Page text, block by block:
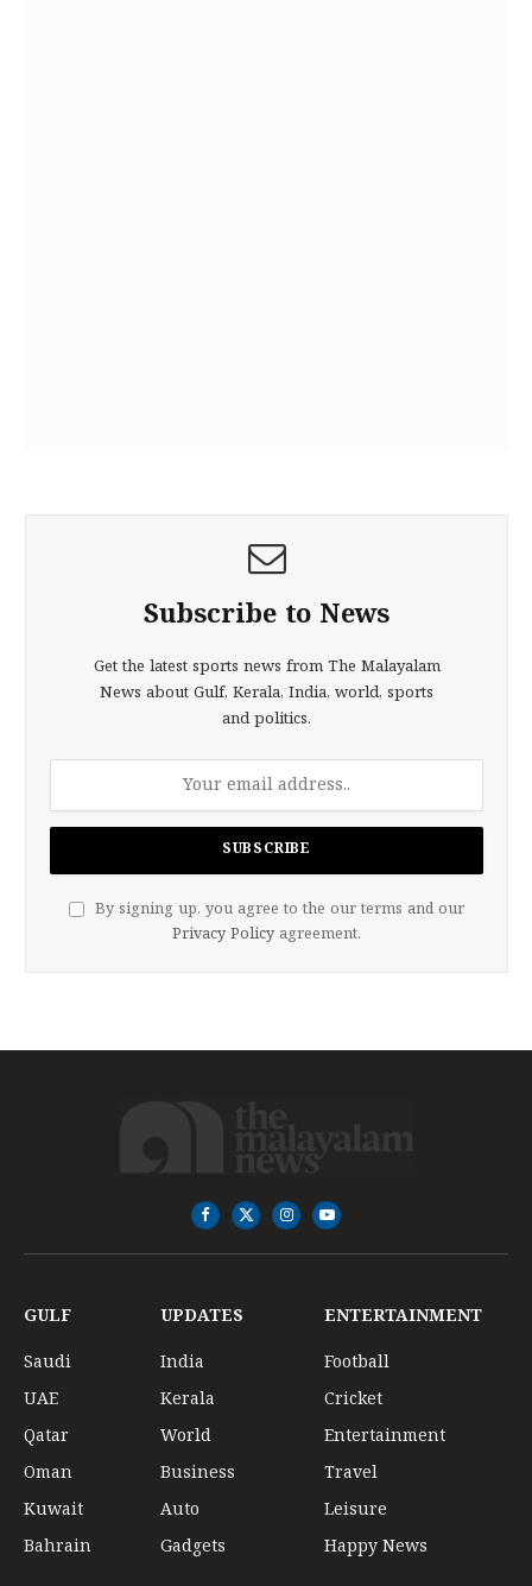
Subscribe to News
Get the latest sports news from The Malayalam
News about Gulf, Kerala, India, world, sports
and politics.
By signing up, you agree to the our terms and our
Privacy Policy agreement.
Facebook
X
(Twitter)
InstagramYouTube
GULF
Saudi
UAE
Qatar
Oman
Kuwait
Bahrain
UPDATES
India
Kerala
World
Business
Auto
Gadgets
ENTERTAINMENT
Football
Cricket
Entertainment
Travel
Leisure
Happy News